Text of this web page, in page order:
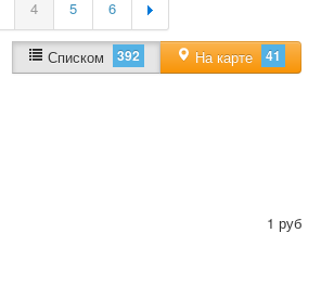
4 5 6
Списком 392 На карте 41
1 руб